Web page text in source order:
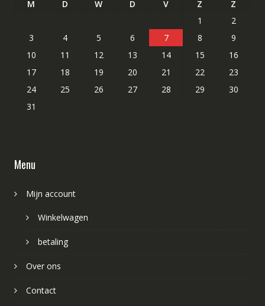
M D W D V Z
Z
1
2
3
4 5 6 7 8
9
10
11 12 13 14 15
16
17
18 19 20 21 22
23
24
25 26 27 28 29
30
31
Menu
Mijn account
Winkelwagen
betaling
Over ons
Contact